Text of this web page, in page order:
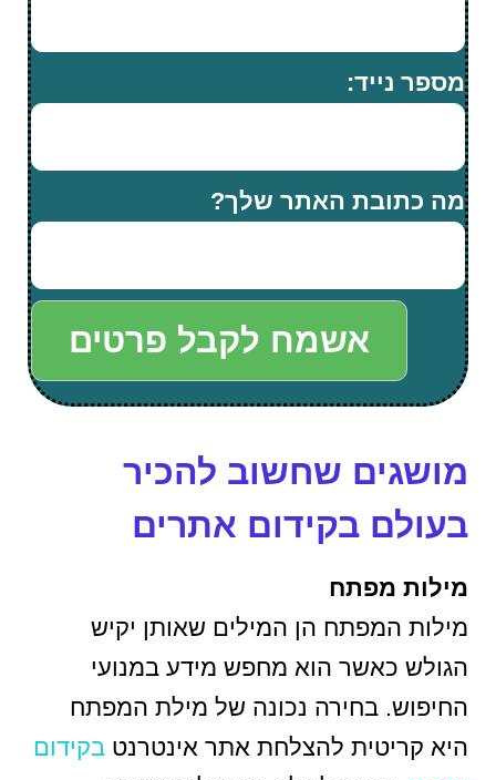
מספר נייד:
מה כתובת האתר שלך?
אשמח לקבל פרטים
מושגים שחשוב להכיר
בעולם בקידום אתרים
מילות מפתח
מילות המפתח הן המילים שאותן יקיש
הגולש כאשר הוא מחפש מידע במנועי
החיפוש. בחירה נכונה של מילת המפתח
היא קריטית להצלחת אתר אינטרנט בקידום